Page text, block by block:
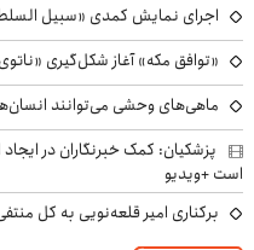
اجرای نمایش کمدی «سبیل
«توافق مکه» آغاز شکل‌گیری
ماهی‌های وحشی می‌توانند
پزشکیان: کمک خبرنگاران در
است +ویدیو
برکناری امیر قلعه‌نویی به کل